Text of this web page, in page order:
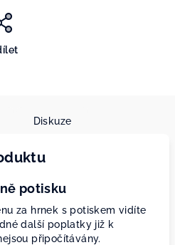
Diskuze
potisku
za hrnek s potiskem vidíte
další poplatky již k
připočítávány.